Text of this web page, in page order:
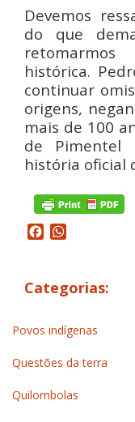
Devemos
do que
histórica.
continuar
origens,
mais de 100
de Pimentel
história oficial
Facebook
Categorias:
Povos indígenas
Questões da terra
Quilombolas